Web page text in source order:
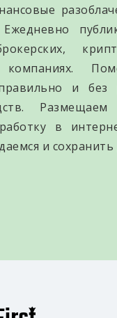
компаниях.
и без
Размещаем
в
и сохранить